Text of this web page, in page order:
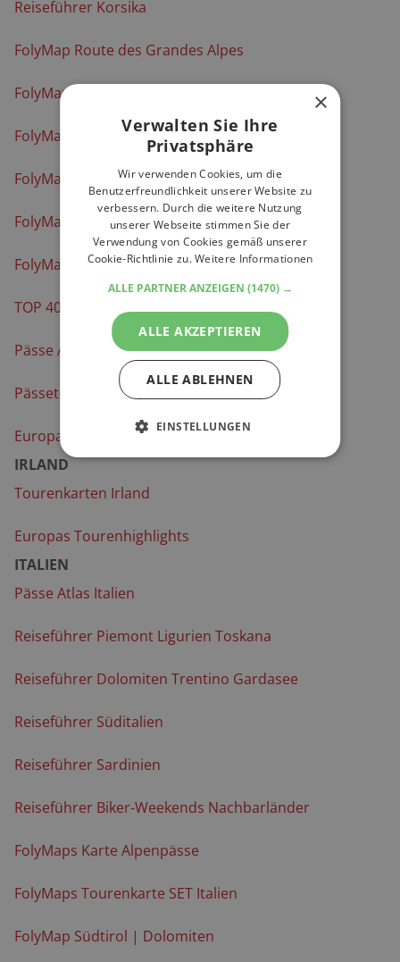
Reiseführer Korsika
FolyMap Route des Grandes Alpes
FolyMap Vogesen
FolyMap Korsika
FolyMaps Motorradkarten-Set Frankreich Süd
FolyMaps Karte Alpenpässe
FolyMaps Touring Atlas Französische Alpen
TOP 40 Motorradtouren Frankreich
Pässe Atlas 2025
Pässetouren mit dem Motorrad
Europas Tourenhighlights
IRLAND
Tourenkarten Irland
Europas Tourenhighlights
ITALIEN
Pässe Atlas Italien
Reiseführer Piemont Ligurien Toskana
Reiseführer Dolomiten Trentino Gardasee
Reiseführer Süditalien
Reiseführer Sardinien
Reiseführer Biker-Weekends Nachbarländer
FolyMaps Karte Alpenpässe
FolyMaps Tourenkarte SET Italien
FolyMap Südtirol | Dolomiten
×
Verwalten Sie Ihre
Privatsphäre
Wir verwenden Cookies, um die
Benutzerfreundlichkeit unserer Website zu
verbessern. Durch die weitere Nutzung
unserer Webseite stimmen Sie der
Verwendung von Cookies gemäß unserer
Cookie-Richtlinie zu.Weitere Informationen
ALLE PARTNER ANZEIGEN (1470) →
ALLE AKZEPTIEREN
ALLE ABLEHNEN
EINSTELLUNGEN